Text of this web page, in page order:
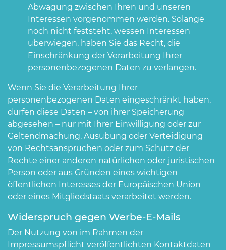
Abwägung zwischen Ihren und unseren
Interessen vorgenommen werden. Solange
noch nicht feststeht, wessen Interessen
überwiegen, haben Sie das Recht, die
Einschränkung der Verarbeitung Ihrer
personenbezogenen Daten zu verlangen.
Wenn Sie die Verarbeitung Ihrer
personenbezogenen Daten eingeschränkt haben,
dürfen diese Daten – von ihrer Speicherung
abgesehen – nur mit Ihrer Einwilligung oder zur
Geltendmachung, Ausübung oder Verteidigung
von Rechtsansprüchen oder zum Schutz der
Rechte einer anderen natürlichen oder juristischen
Person oder aus Gründen eines wichtigen
öffentlichen Interesses der Europäischen Union
oder eines Mitgliedstaats verarbeitet werden.
Widerspruch gegen Werbe-E-Mails
Der Nutzung von im Rahmen der
Impressumspflicht veröffentlichten Kontaktdaten